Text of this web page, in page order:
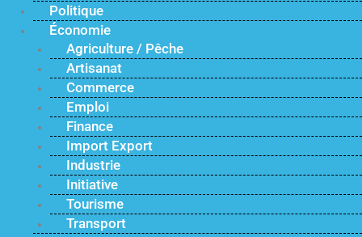
Politique
Économie
Agriculture / Pêche
Artisanat
Commerce
Emploi
Finance
Import Export
Industrie
Initiative
Tourisme
Transport